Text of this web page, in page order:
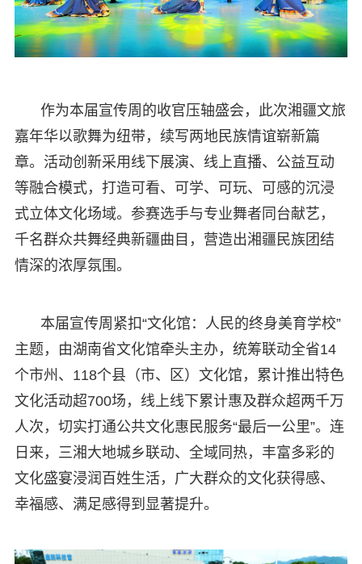
作为本届宣传周的收官压轴盛会，此次湘疆文旅
嘉年华以歌舞为纽带，续写两地民族情谊崭新篇
章。活动创新采用线下展演、线上直播、公益互动
等融合模式，打造可看、可学、可玩、可感的沉浸
式立体文化场域。参赛选手与专业舞者同台献艺，
千名群众共舞经典新疆曲目，营造出湘疆民族团结
情深的浓厚氛围。
本届宣传周紧扣“文化馆：人民的终身美育学校”
主题，由湖南省文化馆牵头主办，统筹联动全省14
个市州、118个县（市、区）文化馆，累计推出特色
文化活动超700场，线上线下累计惠及群众超两千万
人次，切实打通公共文化惠民服务“最后一公里”。连
日来，三湘大地城乡联动、全域同热，丰富多彩的
文化盛宴浸润百姓生活，广大群众的文化获得感、
幸福感、满足感得到显著提升。